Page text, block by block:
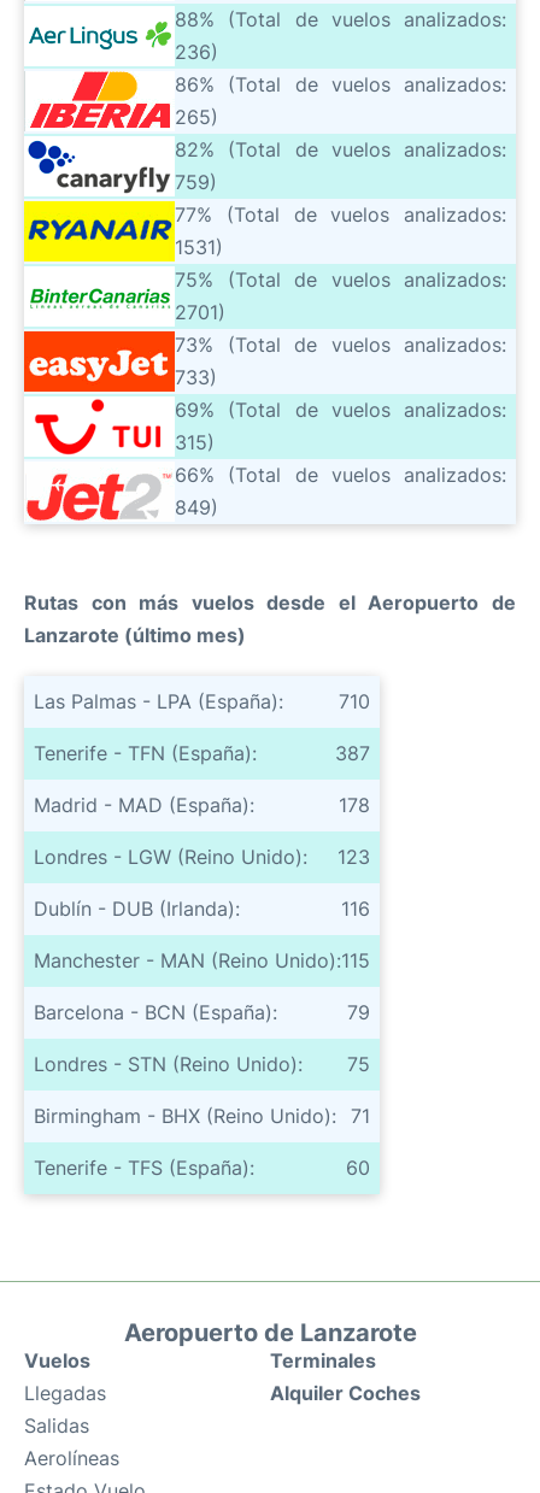
88% (Total de vuelos analizados:
236)
86% (Total de vuelos analizados:
265)
82% (Total de vuelos analizados:
759)
77% (Total de vuelos analizados:
1531)
75% (Total de vuelos analizados:
2701)
73% (Total de vuelos analizados:
733)
69% (Total de vuelos analizados:
315)
66% (Total de vuelos analizados:
849)
Rutas con más vuelos desde el Aeropuerto de
Lanzarote (último mes)
Las Palmas - LPA (España): 710
Tenerife - TFN (España): 387
Madrid - MAD (España): 178
Londres - LGW (Reino Unido): 123
Dublín - DUB (Irlanda): 116
Manchester - MAN (Reino Unido):115
Barcelona - BCN (España): 79
Londres - STN (Reino Unido): 75
Birmingham - BHX (Reino Unido): 71
Tenerife - TFS (España): 60
Aeropuerto de Lanzarote
Vuelos
Llegadas
Salidas
Aerolíneas
Terminales
Alquiler Coches